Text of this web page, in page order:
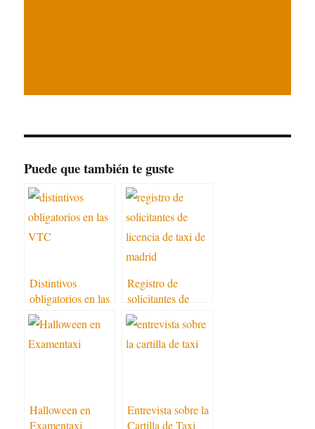
Puede que también te guste
Distintivos
obligatorios en las
VTC en 2017
Registro de
solicitantes de
licencia de taxi de
Madrid
Halloween en
Examentaxi
Entrevista sobre la
Cartilla de Taxi